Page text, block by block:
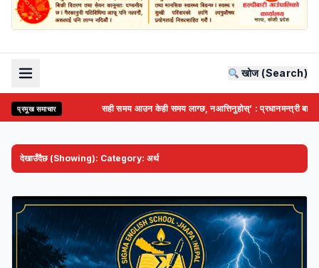
खोज (Search)
प्रमूख समाचार सही समय आउन केही समय लाग्छ, नआत्तिनुहोस्’ : प्रधानमन्त्री बालेन
देखाउँदैछ (Showing): Category: अर्थ